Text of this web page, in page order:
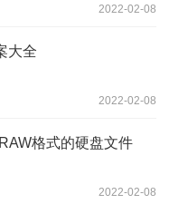
2022-02-08
大全
2022-02-08
格式的硬盘文件
2022-02-08